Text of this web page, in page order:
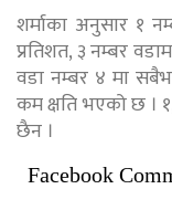
शर्माका अनुसार १
प्रतिशत, ३ नम्बर
वडा नम्बर ४ मा
कम क्षति भएको छ ।
छैन ।
Facebook